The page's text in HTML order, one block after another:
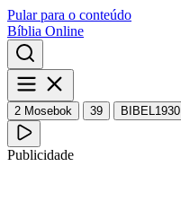
Pular para o conteúdo
Bíblia Online
2 Mosebok 39 BIBEL1930
Publicidade